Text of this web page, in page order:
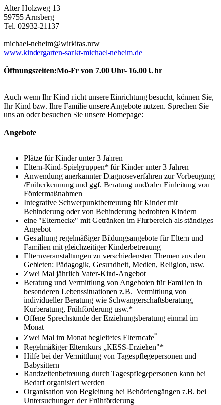
Alter Holzweg 13
59755 Arnsberg
Tel. 02932-21137
michael-neheim@wirkitas.nrw
www.kindergarten-sankt-michael-neheim.de
Öffnungszeiten:Mo-Fr von 7.00 Uhr- 16.00 Uhr
Auch wenn Ihr Kind nicht unsere Einrichtung besucht, können Sie,
Ihr Kind bzw. Ihre Familie unsere Angebote nutzen. Sprechen Sie
uns an oder besuchen Sie unsere Homepage:
Angebote
Plätze für Kinder unter 3 Jahren
Eltern-Kind-Spielgruppen* für Kinder unter 3 Jahren
Anwendung anerkannter Diagnoseverfahren zur Vorbeugung
/Früherkennung und ggf. Beratung und/oder Einleitung von
Fördermaßnahmen
Integrative Schwerpunktbetreuung für Kinder mit
Behinderung oder von Behinderung bedrohten Kindern
eine "Elternecke" mit Getränken im Flurbereich als ständiges
Angebot
Gestaltung regelmäßiger Bildungsangebote für Eltern und
Familien mit gleichzeitiger Kinderbetreuung
Elternveranstaltungen zu verschiedensten Themen aus den
Gebieten: Pädagogik, Gesundheit, Medien, Religion, usw.
Zwei Mal jährlich Vater-Kind-Angebot
Beratung und Vermittlung von Angeboten für Familien in
besonderen Lebenssituationen z.B. Vermittlung von
individueller Beratung wie Schwangerschaftsberatung,
Kurberatung, Frühförderung usw.*
Offene Sprechstunde der Erziehungsberatung einmal im
Monat
Zwei Mal im Monat begleitetes Elterncafe*
Regelmäßiger Elternkurs „KESS-Erziehen"*
Hilfe bei der Vermittlung von Tagespflegepersonen und
Babysittern
Randzeitenbetreuung durch Tagespflegepersonen kann bei
Bedarf organisiert werden
Organisation von Begleitung bei Behördengängen z.B. bei
Untersuchungen der Frühförderung